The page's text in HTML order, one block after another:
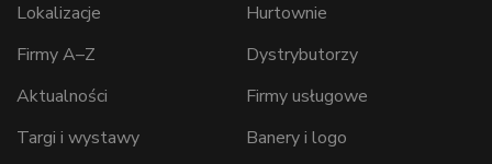
Lokalizacje
Firmy A–Z
Aktualności
Targi i wystawy
Hurtownie
Dystrybutorzy
Firmy usługowe
Banery i logo